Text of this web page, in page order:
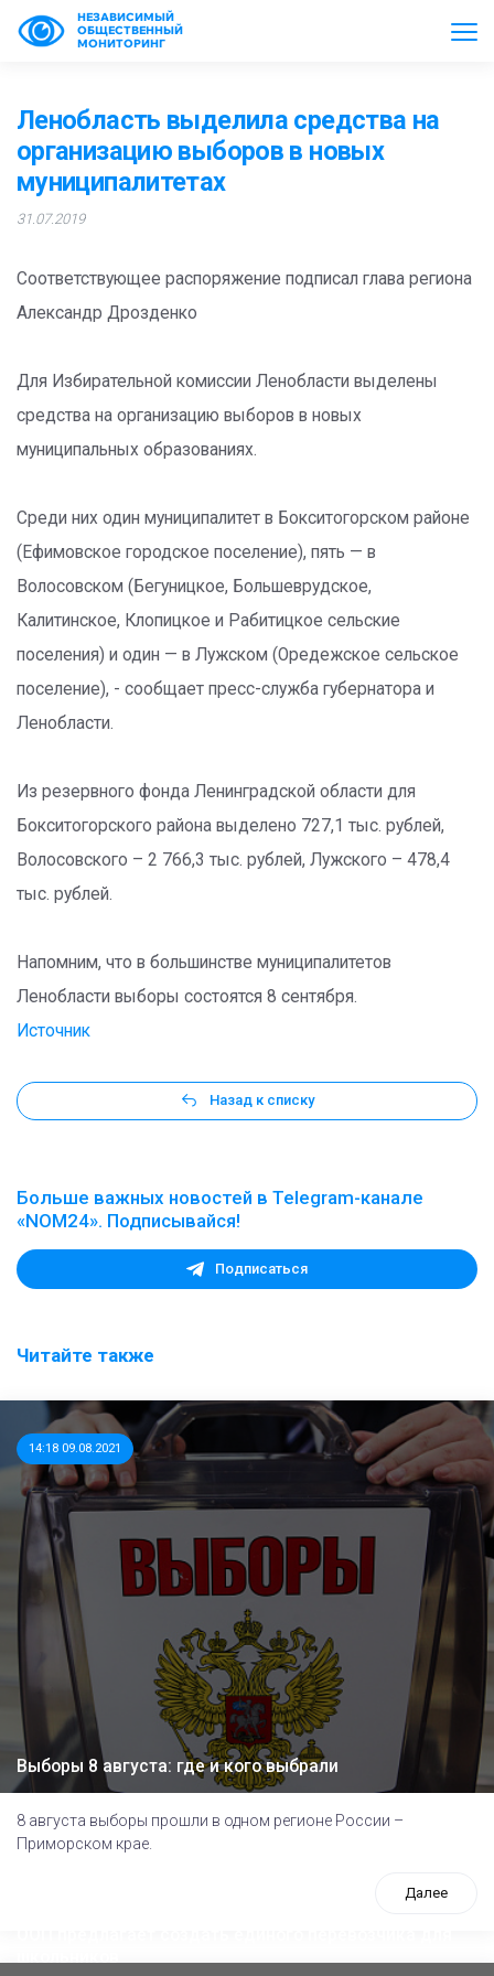
НЕЗАВИСИМЫЙ
ОБЩЕСТВЕННЫЙ
МОНИТОРИНГ
Ленобласть выделила средства на
организацию выборов в новых
муниципалитетах
31.07.2019
Соответствующее распоряжение подписал глава региона
Александр Дрозденко
Для Избирательной комиссии Ленобласти выделены
средства на организацию выборов в новых
муниципальных образованиях.
Среди них один муниципалитет в Бокситогорском районе
(Ефимовское городское поселение), пять — в
Волосовском (Бегуницкое, Большеврудское,
Калитинское, Клопицкое и Рабитицкое сельские
поселения) и один — в Лужском (Оредежское сельское
поселение), - сообщает пресс-служба губернатора и
Ленобласти.
Из резервного фонда Ленинградской области для
Бокситогорского района выделено 727,1 тыс. рублей,
Волосовского – 2 766,3 тыс. рублей, Лужского – 478,4
тыс. рублей.
Напомним, что в большинстве муниципалитетов
Ленобласти выборы состоятся 8 сентября.
Источник
Назад к списку
Больше важных новостей в Telegram-канале
«NOM24». Подписывайся!
Подписаться
Читайте также
14:18 09.08.2021
Выборы 8 августа: где и кого выбрали
8 августа выборы прошли в одном регионе России –
Приморском крае.
Далее